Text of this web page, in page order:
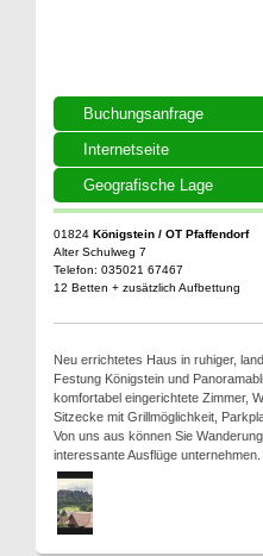
Buchungsanfrage
Internetseite
Geografische Lage
01824 Königstein / OT Pfaffendorf
Alter Schulweg 7
Telefon: 035021 67467
12 Betten + zusätzlich Aufbettung
Neu errichtetes Haus in ruhiger,
Festung Königstein und
komfortabel eingerichtete Zimmer,
Sitzecke mit Grillmöglichkeit,
Von uns aus können Sie
interessante Ausflüge unternehmen.